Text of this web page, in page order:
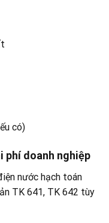
có)
phí doanh nghiệp
nước hạch toán
TK 641, TK 642 tùy